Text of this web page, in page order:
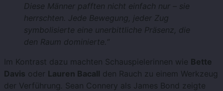
Diese Männer pafften nicht einfach nur – sie
herrschten. Jede Bewegung, jeder Zug
symbolisierte eine unerbittliche Präsenz, die
den Raum dominierte.“
Im Kontrast dazu machten Schauspielerinnen wie Bette
Davis oder Lauren Bacall den Rauch zu einem Werkzeug
der Verführung. Sean Connery als James Bond zeigte